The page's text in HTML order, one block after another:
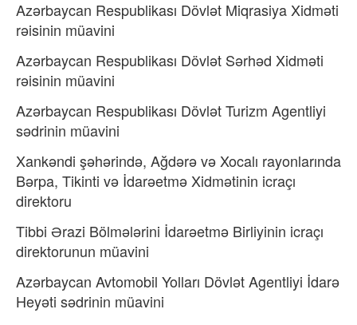
Azərbaycan Respublikası Dövlət Miqrasiya Xidməti
rəisinin müavini
Azərbaycan Respublikası Dövlət Sərhəd Xidməti
rəisinin müavini
Azərbaycan Respublikası Dövlət Turizm Agentliyi
sədrinin müavini
Xankəndi şəhərində, Ağdərə və Xocalı rayonlarında
Bərpa, Tikinti və İdarəetmə Xidmətinin icraçı
direktoru
Tibbi Ərazi Bölmələrini İdarəetmə Birliyinin icraçı
direktorunun müavini
Azərbaycan Avtomobil Yolları Dövlət Agentliyi İdarə
Heyəti sədrinin müavini